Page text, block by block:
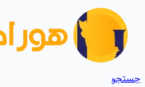
جستجو